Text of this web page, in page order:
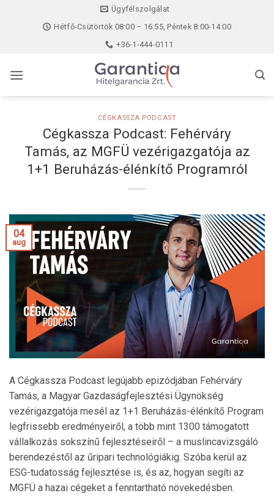
Ügyfélszolgálat
Hétfő-Csütörtök 08:00 – 16:55, Péntek 8:00-14:00
+36-1-444-0111
CÉGKASSZA PODCAST
Cégkassza Podcast: Fehérváry
Tamás, az MGFÜ vezérigazgatója az
1+1 Beruházás-élénkítő Programról
04
aug
A Cégkassza Podcast legújabb epizódjában Fehérváry
Tamás, a Magyar Gazdaságfejlesztési Ügynökség
vezérigazgatója mesél az 1+1 Beruházás-élénkítő Program
legfrissebb eredményeiről, a több mint 1300 támogatott
vállalkozás sokszínű fejlesztéseiről – a muslincavizsgáló
berendezéstől az űripari technológiákig. Szóba kerül az
ESG-tudatosság fejlesztése is, és az, hogyan segíti az
MGFÜ a hazai cégeket a fenntartható növekedésben.